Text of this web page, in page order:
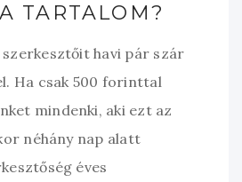
TARTALOM?
havi pár szár
Ha csak 500 forinttal
mindenki, aki ezt az
néhány nap alatt
éves